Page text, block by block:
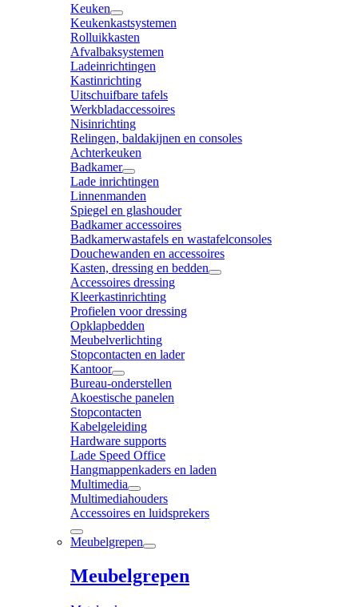
Keuken
Keukenkastsystemen
Rolluikkasten
Afvalbaksystemen
Ladeinrichtingen
Kastinrichting
Uitschuifbare tafels
Werkbladaccessoires
Nisinrichting
Relingen, baldakijnen en consoles
Achterkeuken
Badkamer
Lade inrichtingen
Linnenmanden
Spiegel en glashouder
Badkamer accessoires
Badkamerwastafels en wastafelconsoles
Douchewanden en accessoires
Kasten, dressing en bedden
Accessoires dressing
Kleerkastinrichting
Profielen voor dressing
Opklapbedden
Meubelverlichting
Stopcontacten en lader
Kantoor
Bureau-onderstellen
Akoestische panelen
Stopcontacten
Kabelgeleiding
Hardware supports
Lade Speed Office
Hangmappenkaders en laden
Multimedia
Multimediahouders
Accessoires en luidsprekers
Meubelgrepen
Meubelgrepen